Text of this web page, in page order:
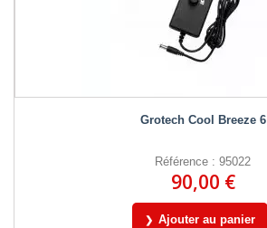
Grotech Cool Breeze 6
Référence : 95022
90,00 €
Ajouter au panier